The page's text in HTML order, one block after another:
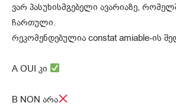
ვარ პასუხისმგებელი ავარიაზე,
ჩართული.
რეკომენდებულია constat amiable-ის
A OUI კი
B NON არა